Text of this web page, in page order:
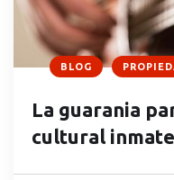
BLOG
La guarania
cultural